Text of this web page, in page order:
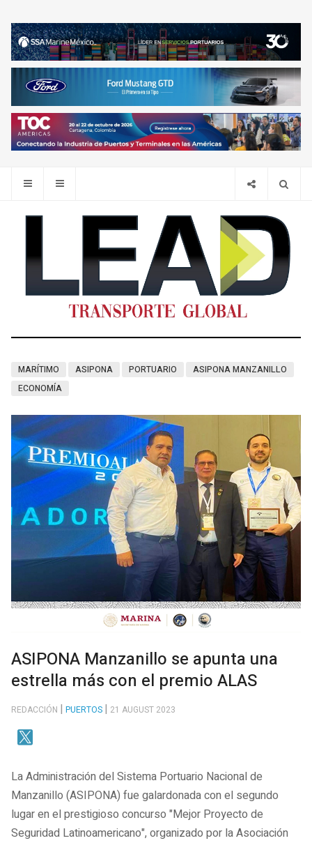
MARÍTIMO ASIPONA PORTUARIO
ASIPONA MANZANILLO
ECONOMÍA
ASIPONA Manzanillo se apunta una
estrella más con el premio ALAS
REDACCIÓN PUERTOS 21 AUGUST 2023
La Administración del Sistema Portuario Nacional de
Manzanillo (ASIPONA) fue galardonada con el segundo
lugar en el prestigioso concurso "Mejor Proyecto de
Seguridad Latinoamericano", organizado por la Asociación